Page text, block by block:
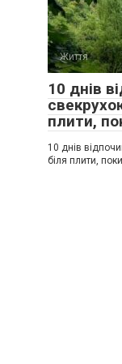
Життя
10 днів
плити,
10 днів
біля плити,